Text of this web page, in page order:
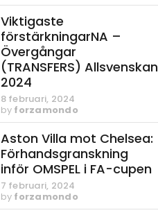
Viktigaste
förstärkningarNA –
Övergångar
(TRANSFERS) Allsvenskan
2024
8 februari, 2024
by forzamondo
Aston Villa mot Chelsea:
Förhandsgranskning
inför OMSPEL i FA-cupen
7 februari, 2024
by forzamondo